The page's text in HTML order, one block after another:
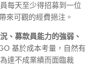
每天至少得招募到一位
來可觀的經費挹注。
、募款員能力的強弱、
基於成本考量，自然有
達不成業績而面臨裁